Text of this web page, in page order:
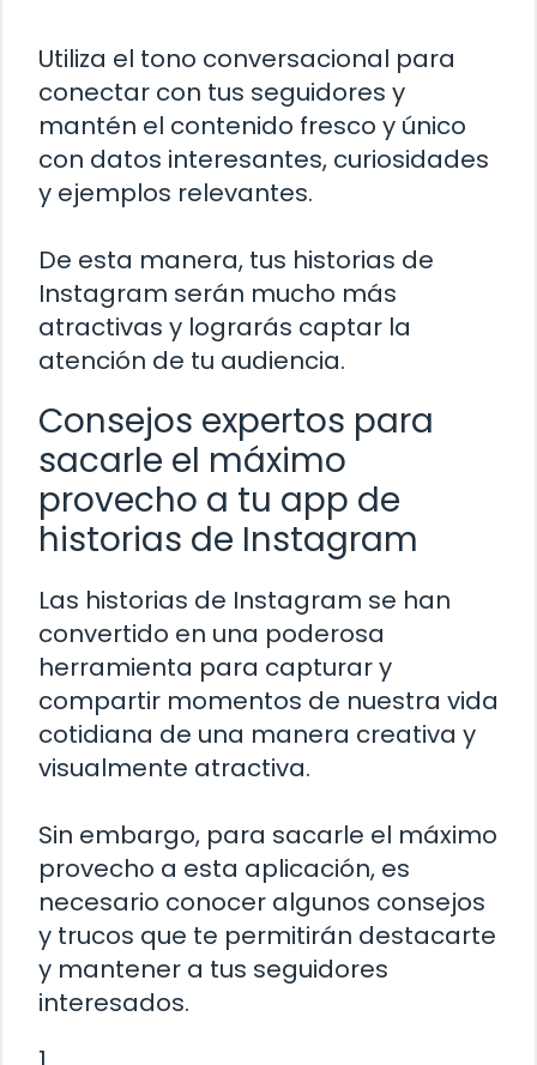
Utiliza el tono conversacional para
conectar con tus seguidores y
mantén el contenido fresco y único
con datos interesantes, curiosidades
y ejemplos relevantes.
De esta manera, tus historias de
Instagram serán mucho más
atractivas y lograrás captar la
atención de tu audiencia.
Consejos expertos para
sacarle el máximo
provecho a tu app de
historias de Instagram
Las historias de Instagram se han
convertido en una poderosa
herramienta para capturar y
compartir momentos de nuestra vida
cotidiana de una manera creativa y
visualmente atractiva.
Sin embargo, para sacarle el máximo
provecho a esta aplicación, es
necesario conocer algunos consejos
y trucos que te permitirán destacarte
y mantener a tus seguidores
interesados.